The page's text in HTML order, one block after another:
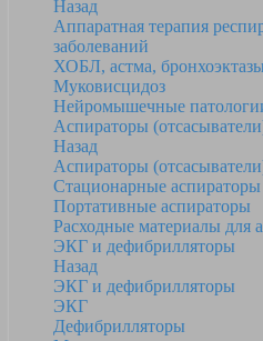
Назад
Аппаратная терапия
заболеваний
ХОБЛ, астма, бронхоэктазы
Муковисцидоз
Нейромышечные
Аспираторы
Назад
Аспираторы
Стационарные аспираторы
Портативные аспираторы
Расходные материалы для
ЭКГ и дефибрилляторы
Назад
ЭКГ и дефибрилляторы
ЭКГ
Дефибрилляторы